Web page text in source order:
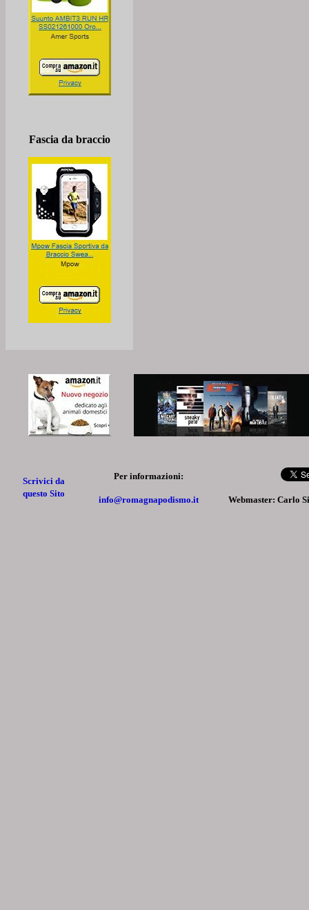
Fascia da braccio
Scrivici da
questo Sito
Per informazioni:
info@romagnapodismo.it Webmaster: Carlo